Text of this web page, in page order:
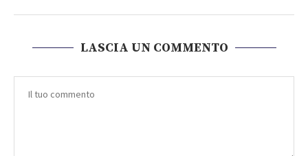
LASCIA UN COMMENTO